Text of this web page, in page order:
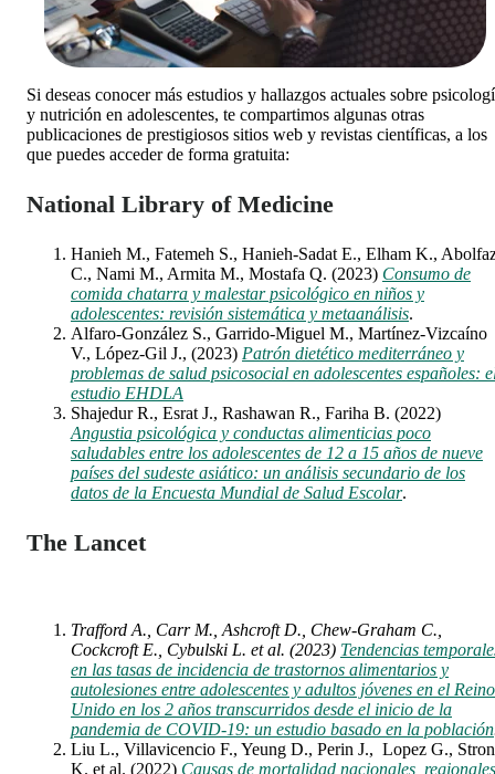
Si deseas conocer más estudios y hallazgos actuales sobre
y nutrición en adolescentes, te compartimos algunas otras
publicaciones de prestigiosos sitios web y revistas científicas, a los
que puedes acceder de forma gratuita:
National Library of Medicine
Hanieh M., Fatemeh S., Hanieh-Sadat E., Elham K.,
C., Nami M., Armita M., Mostafa Q. (2023) Consumo de
comida chatarra y malestar psicológico en niños y
adolescentes: revisión sistemática y metaanálisis.
Alfaro-González S., Garrido-Miguel M., Martínez-Vizcaíno
V., López-Gil J., (2023) Patrón dietético mediterráneo y
problemas de salud psicosocial en adolescentes españoles:
estudio EHDLA
Shajedur R., Esrat J., Rashawan R., Fariha B. (2022)
Angustia psicológica y conductas alimenticias poco
saludables entre los adolescentes de 12 a 15 años de nueve
países del sudeste asiático: un análisis secundario de los
datos de la Encuesta Mundial de Salud Escolar.
The Lancet
Trafford A., Carr M., Ashcroft D., Chew-Graham C.,
Cockcroft E., Cybulski L. et al. (2023) Tendencias
en las tasas de incidencia de trastornos alimentarios y
autolesiones entre adolescentes y adultos jóvenes en el Reino
Unido en los 2 años transcurridos desde el inicio de la
pandemia de COVID-19: un estudio basado en la población
Liu L., Villavicencio F., Yeung D., Perin J., Lopez G.,
K. et al. (2022) Causas de mortalidad nacionales, regionales